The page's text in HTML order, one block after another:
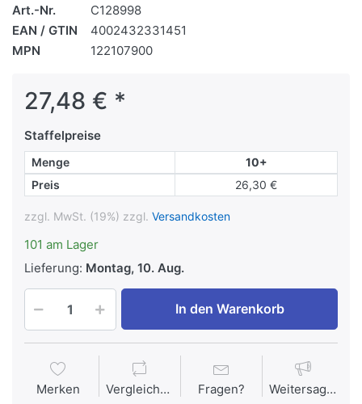
Art.-Nr.
C128998
EAN / GTIN
4002432331451
MPN
122107900
27,48 € *
Staffelpreise
Menge
10+
Preis
26,30 €
zzgl. MwSt. (19%) zzgl. Versandkosten
101 am Lager
Lieferung: Montag, 10. Aug.
In den Warenkorb
Merken Vergleichen Fragen? Weitersagen